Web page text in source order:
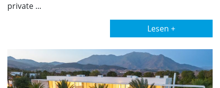
private ...
Lesen +